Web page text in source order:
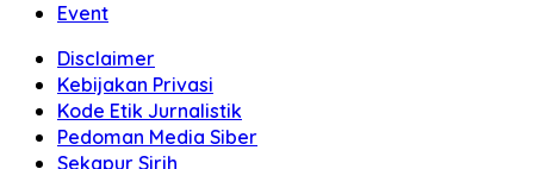
Event
Disclaimer
Kebijakan Privasi
Kode Etik Jurnalistik
Pedoman Media Siber
Sekapur Sirih